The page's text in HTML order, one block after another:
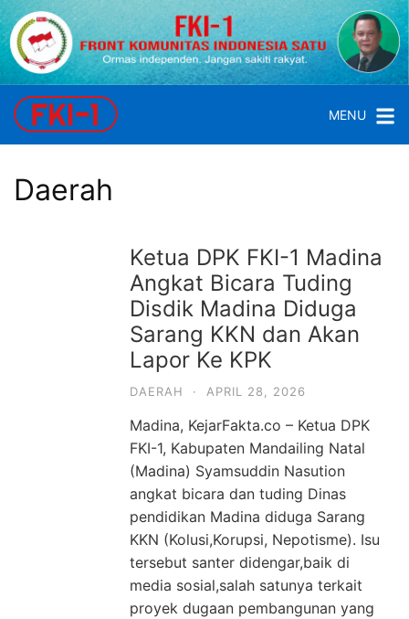
Skip
to
content
FKI
1
Front
Komunitas
Indonesia
Satu
MENU
Daerah
Ketua DPK FKI-1 Madina
Angkat Bicara Tuding
Disdik Madina Diduga
Sarang KKN dan Akan
Lapor Ke KPK
DAERAH · APRIL 28, 2026
Madina, KejarFakta.co – Ketua DPK
FKI-1, Kabupaten Mandailing Natal
(Madina) Syamsuddin Nasution
angkat bicara dan tuding Dinas
pendidikan Madina diduga Sarang
KKN (Kolusi,Korupsi, Nepotisme). Isu
tersebut santer didengar,baik di
media sosial,salah satunya terkait
proyek dugaan pembangunan yang